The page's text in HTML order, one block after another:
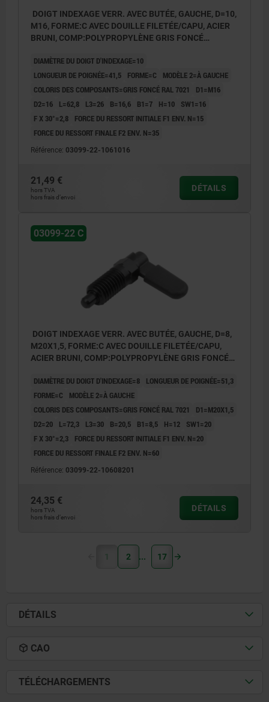
DOIGT INDEXAGE VERR. AVEC BUTÉE, GAUCHE, D=10,
M16, FORME:C AVEC DOUILLE FILETÉE/CAPU, ACIER
BRUNI, COMP:POLYPROPYLÈNE GRIS FONCÉ
DIAMÈTRE DU DOIGT D'INDEXAGE=10
LONGUEUR DE POIGNÉE=41,5
FORME=C
MODÈLE 2=À GAUCHE
COLORIS DES COMPOSANTS=GRIS FONCÉ RAL 7021
D1=M16
D2=16
L=62,8 L3=26 B=16,6 B1=7 H=10
SW1=16
F X 30°=2,8
FORCE DU RESSORT INITIALE F1 ENV. N=15
FORCE DU RESSORT FINALE F2 ENV. N=35
Référence: 03099-22-1061016
21,49 €
hors TVA
hors frais d’envoi
DÉTAILS
03099-22 C
DOIGT INDEXAGE VERR. AVEC BUTÉE, GAUCHE, D=8,
M20X1,5, FORME:C AVEC DOUILLE FILETÉE/CAPU,
ACIER BRUNI, COMP:POLYPROPYLÈNE GRIS FONCÉ
DIAMÈTRE DU DOIGT D'INDEXAGE=8
LONGUEUR DE POIGNÉE=51,3
FORME=C
MODÈLE 2=À GAUCHE
COLORIS DES COMPOSANTS=GRIS FONCÉ RAL 7021
D1=M20X1,5
D2=20
L=72,3 L3=30 B=20,5 B1=8,5 H=12
SW1=20
F X 30°=2,3
FORCE DU RESSORT INITIALE F1 ENV. N=20
FORCE DU RESSORT FINALE F2 ENV. N=60
Référence: 03099-22-10608201
24,35 €
hors TVA
hors frais d’envoi
DÉTAILS
1 2 17
DÉTAILS
CAO
TÉLÉCHARGEMENTS